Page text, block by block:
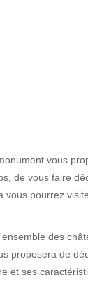
vous
de vous faire
vous pourrez
des
proposera de
et ses